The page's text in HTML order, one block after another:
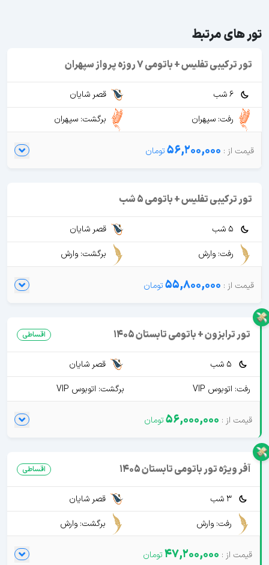
تور های مرتبط
تور ترکیبی تفلیس + باتومی 7 روزه پرواز سپهران
6 شب
قصر شایان
رفت: سپهران
برگشت: سپهران
56,200,000
تور ترکیبی تفلیس + باتومی 5 شب
5 شب
قصر شایان
رفت: وارش
برگشت: وارش
55,800,000
تور ترابزون + باتومی تابستان 1405 اقساطی
5 شب
قصر شایان
رفت: اتوبوس VIP
برگشت: اتوبوس VIP
56,000,000
آفر ویژه تور باتومی تابستان 1405 اقساطی
3 شب
قصر شایان
رفت: وارش
برگشت: وارش
47,200,000